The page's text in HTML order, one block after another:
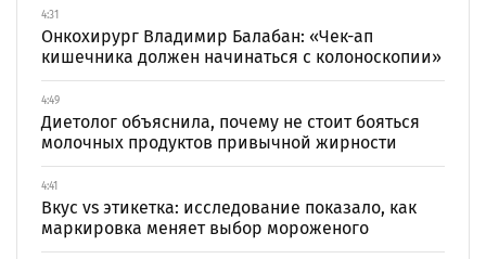
4:31
Онкохирург Владимир Балабан: «Чек-ап
кишечника должен начинаться с колоноскопии»
4:49
Диетолог объяснила, почему не стоит бояться
молочных продуктов привычной жирности
4:41
Вкус vs этикетка: исследование показало, как
маркировка меняет выбор мороженого